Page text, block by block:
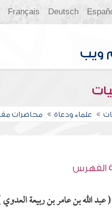
Deutsch
Français
علماء ودعاة محاضرات
الفهرس
عبد الله بن عامر بن ربيعة العدوي